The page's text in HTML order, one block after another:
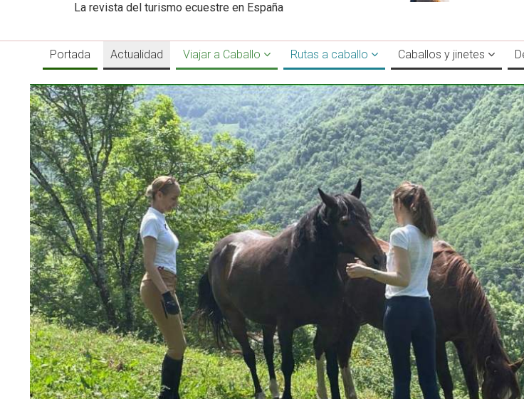
La revista del turismo ecuestre en España
Portada Actualidad Viajar a Caballo Rutas a caballo Caballos y jinetes